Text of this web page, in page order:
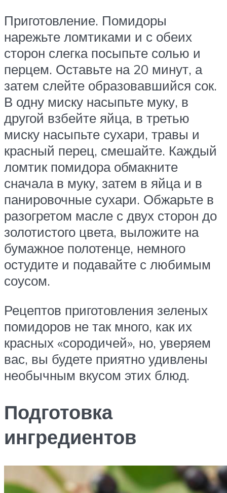
Приготовление. Помидоры
нарежьте ломтиками и с обеих
сторон слегка посыпьте солью и
перцем. Оставьте на 20 минут, а
затем слейте образовавшийся сок.
В одну миску насыпьте муку, в
другой взбейте яйца, в третью
миску насыпьте сухари, травы и
красный перец, смешайте. Каждый
ломтик помидора обмакните
сначала в муку, затем в яйца и в
панировочные сухари. Обжарьте в
разогретом масле с двух сторон до
золотистого цвета, выложите на
бумажное полотенце, немного
остудите и подавайте с любимым
соусом.
Рецептов приготовления зеленых
помидоров не так много, как их
красных «сородичей», но, уверяем
вас, вы будете приятно удивлены
необычным вкусом этих блюд.
Подготовка
ингредиентов